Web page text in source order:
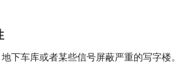
下车库或者某些信号屏蔽严重的写字楼。